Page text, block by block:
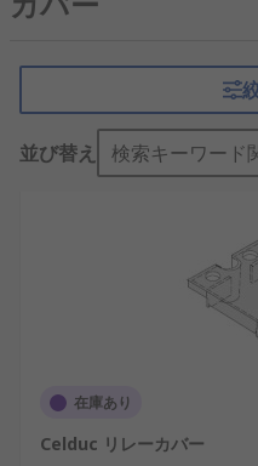
リレーカバーは
リレーカバーは、ほこり
要な物質がリレーに侵入す
が簡単で、交換、再配線
ほとんどのリレーカバー
奨レベルを超える温度に
に、リレーが乾燥し、十
設計されています。一部
ョンが用意されているた
並び替え 検索キーワード
在庫あり
Celduc リレーカバー